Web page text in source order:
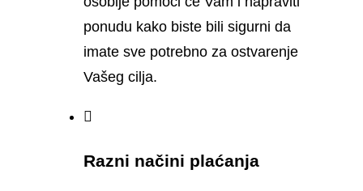
ponudu kako biste bili sigurni da
imate sve potrebno za ostvarenje
Vašeg cilja.
Razni načini plaćanja